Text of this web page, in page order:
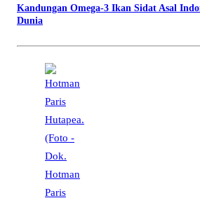
Kandungan Omega-3 Ikan Sidat Asal
Dunia